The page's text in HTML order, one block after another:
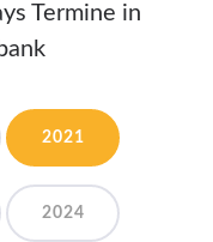
Termine in
2021
2024